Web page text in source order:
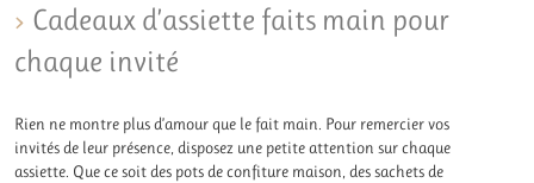
Cadeaux d’assiette faits main pour
chaque invité
Rien ne montre plus d’amour que le fait main. Pour remercier vos
invités de leur présence, disposez une petite attention sur chaque
assiette. Que ce soit des pots de confiture maison, des sachets de